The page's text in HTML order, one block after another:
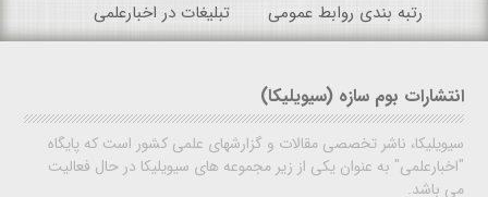
رتبه بندی روابط عمومی تبلیغات در اخبارعلمی
انتشارات بوم سازه (سیویلیکا)
سیویلیکا، ناشر تخصصی مقالات و گزارشهای علمی کشور است که پایگاه
"اخبارعلمی" به عنوان یکی از زیر مجموعه های سیویلیکا در حال فعالیت
می باشد.